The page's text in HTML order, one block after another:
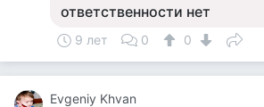
ответственности нет
9 лет 0 0
Evgeniy Khvan